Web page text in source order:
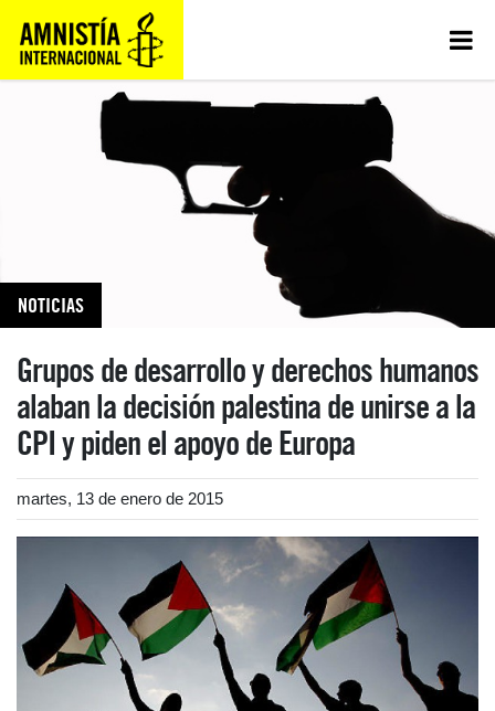
NOTICIAS
Grupos de desarrollo y derechos humanos
alaban la decisión palestina de unirse a la
CPI y piden el apoyo de Europa
martes, 13 de enero de 2015